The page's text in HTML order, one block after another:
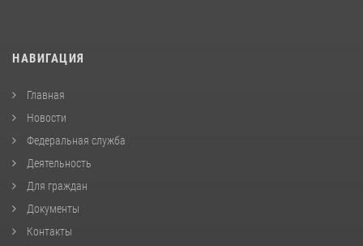
НАВИГАЦИЯ
Главная
Новости
Федеральная служба
Деятельность
Для граждан
Документы
Контакты